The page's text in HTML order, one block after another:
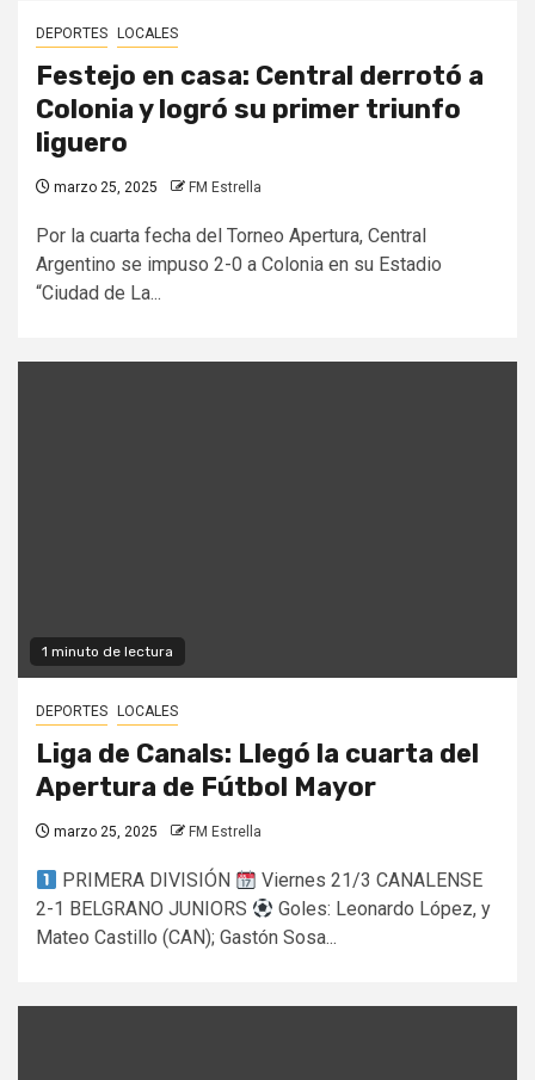
DEPORTES LOCALES
Festejo en casa: Central derrotó a
Colonia y logró su primer triunfo
liguero
marzo 25, 2025 FM Estrella
Por la cuarta fecha del Torneo Apertura, Central
Argentino se impuso 2-0 a Colonia en su Estadio
“Ciudad de La...
1 minuto de lectura
DEPORTES LOCALES
Liga de Canals: Llegó la cuarta del
Apertura de Fútbol Mayor
marzo 25, 2025 FM Estrella
PRIMERA DIVISIÓN
Viernes 21/3 CANALENSE
2-1 BELGRANO JUNIORS
Goles: Leonardo López, y
Mateo Castillo (CAN); Gastón Sosa...